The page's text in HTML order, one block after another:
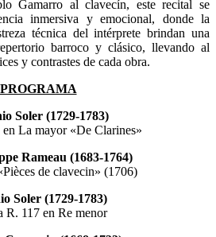
Gamarro al clavecín, este recital se
inmersiva y emocional, donde la
técnica del intérprete brindan una
barroco y clásico, llevando al
y contrastes de cada obra.
PROGRAMA
Soler (1729-1783)
en La mayor «De Clarines»
Rameau (1683-1764)
de clavecin» (1706)
Soler (1729-1783)
R. 117 en Re menor